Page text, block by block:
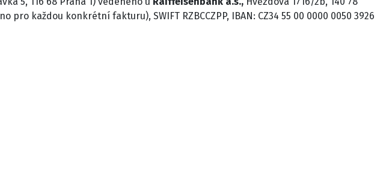
každou konkrétní fakturu), SWIFT RZBCCZPP, IBAN: CZ34 55 00 0000 0050 3926